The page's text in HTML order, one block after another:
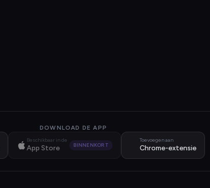
DOWNLOAD DE APP
Beschikbaar in de
App Store BINNENKORT
Toevoegen aan
Chrome-extensie